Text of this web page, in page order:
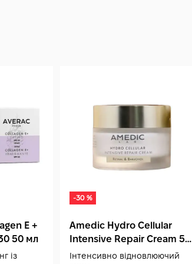
E +
50 мл
із
-30 %
Amedic Hydro Cellular
Intensive Repair Cream 50
мл
Інтенсивно відновлюючий